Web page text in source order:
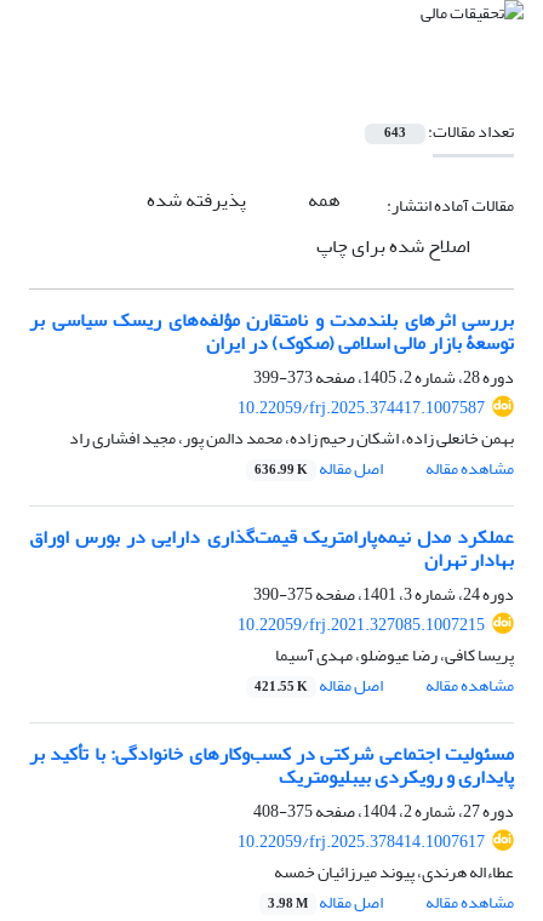
تعداد مقالات: 643
مقالات آماده انتشار: همه
پذیرفته شده
اصلاح شده برای چاپ
بررسی اثرهای بلندمدت و نامتقارن مؤلفه‌‌های ریسک سیاسی بر
توسعۀ بازار مالی اسلامی (صکوک) در ایران
دوره 28، شماره 2، 1405، صفحه
373-399
10.22059/frj.2025.374417.1007587
بهمن خانعلی زاده، اشکان رحیم زاده، محمد دالمن پور، مجید افشاری راد
مشاهده مقاله
اصل مقاله 636.99 K
عملکرد مدل‏ نیمه‌پارامتریک قیمت‌گذاری دارایی در بورس اوراق
بهادار تهران
دوره 24، شماره 3، 1401، صفحه
375-390
10.22059/frj.2021.327085.1007215
پریسا کافی، رضا عیوضلو، مهدی آسیما
مشاهده مقاله
اصل مقاله 421.55 K
مسئولیت اجتماعی شرکتی در کسب‌وکارهای خانوادگی: با تأکید بر
پایداری و رویکردی بیبلیومتریک
دوره 27، شماره 2، 1404، صفحه
375-408
10.22059/frj.2025.378414.1007617
عطاءاله هرندی، پیوند میرزائیان خمسه
مشاهده مقاله
اصل مقاله 3.98 M